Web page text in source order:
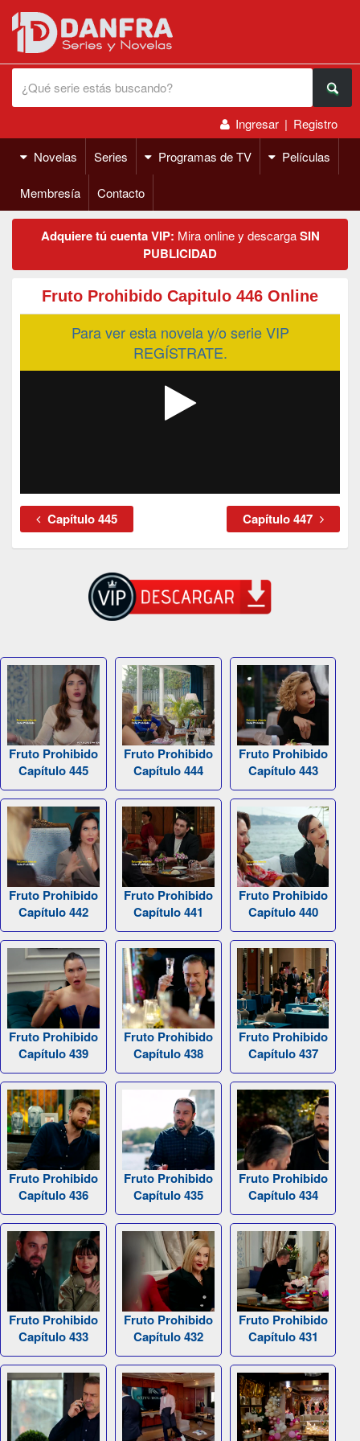
Ingresar | Registro
Novelas
Series Programas de TV Películas
Membresía Contacto
Adquiere tú cuenta VIP: Mira online y descargaSIN
PUBLICIDAD
Fruto Prohibido Capitulo 446 Online
Para ver esta novela y/o serie VIP
REGÍSTRATE.
Capítulo 445 Capítulo 447
Fruto Prohibido
Capítulo 445
Fruto Prohibido
Capítulo 444
Fruto Prohibido
Capítulo 443
Fruto Prohibido
Capítulo 442
Fruto Prohibido
Capítulo 441
Fruto Prohibido
Capítulo 440
Fruto Prohibido
Capítulo 439
Fruto Prohibido
Capítulo 438
Fruto Prohibido
Capítulo 437
Fruto Prohibido
Capítulo 436
Fruto Prohibido
Capítulo 435
Fruto Prohibido
Capítulo 434
Fruto Prohibido
Capítulo 433
Fruto Prohibido
Capítulo 432
Fruto Prohibido
Capítulo 431